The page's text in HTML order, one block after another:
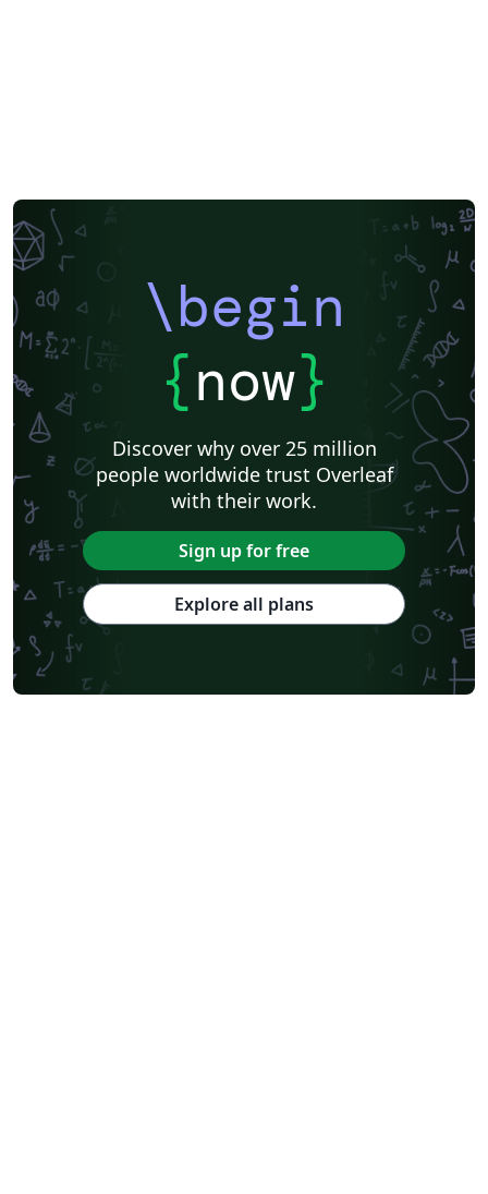
\begin
{now}
Discover why over 25 million
people worldwide trust Overleaf
with their work.
Sign up for free
Explore all plans